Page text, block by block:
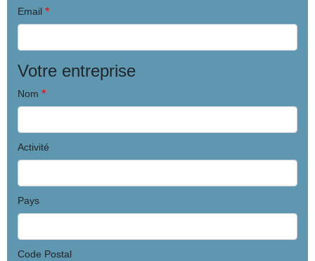
Email *
Votre entreprise
Nom *
Activité
Pays
Code Postal